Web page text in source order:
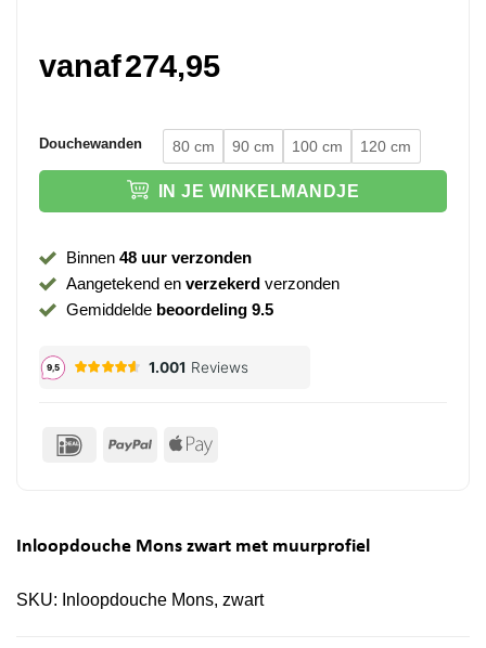
vanaf274,95
Douchewanden 80 cm 90 cm 100 cm 120 cm
IN JE WINKELMANDJE
Binnen 48 uur verzonden
Aangetekend en verzekerdverzonden
Gemiddelde beoordeling 9.5
IDeal PayPal Apple
Inloopdouche Mons zwart met muurprofiel
SKU: Inloopdouche Mons, zwart